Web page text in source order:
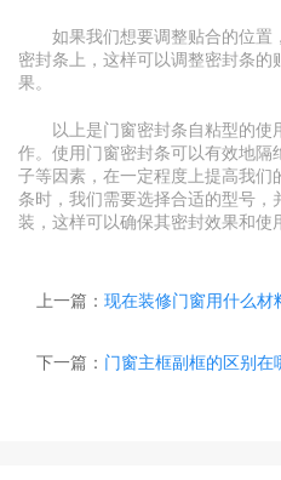
如果我们想要调整贴合的位置
密封条上，这样可以调整密封条的
果。
以上是门窗密封条自粘型的使
作。使用门窗密封条可以有效地隔
子等因素，在一定程度上提高我们
条时，我们需要选择合适的型号
装，这样可以确保其密封效果和使
上一篇： 现在装修门窗用什么材
下一篇： 门窗主框副框的区别在